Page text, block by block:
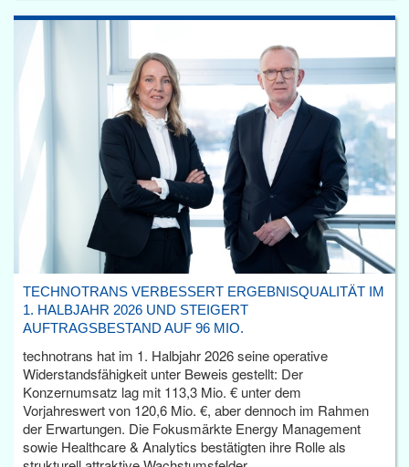
TECHNOTRANS VERBESSERT ERGEBNISQUALITÄT IM
1. HALBJAHR 2026 UND STEIGERT
AUFTRAGSBESTAND AUF 96 MIO.
technotrans hat im 1. Halbjahr 2026 seine operative
Widerstandsfähigkeit unter Beweis gestellt: Der
Konzernumsatz lag mit 113,3 Mio. € unter dem
Vorjahreswert von 120,6 Mio. €, aber dennoch im Rahmen
der Erwartungen. Die Fokusmärkte Energy Management
sowie Healthcare & Analytics bestätigten ihre Rolle als